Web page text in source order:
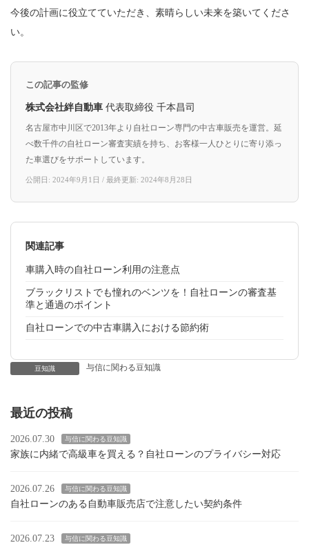
今後の計画に役立てていただき、素晴らしい未来を築いてくださ
い。
この記事の監修
株式会社絆自動車 代表取締役 千本昌司
名古屋市中川区で2013年より自社ローン専門の中古車販売を運営。延
べ数千件の自社ローン審査実績を持ち、お客様一人ひとりに寄り添っ
た車選びをサポートしています。
公開日: 2024年9月1日 / 最終更新: 2024年8月28日
関連記事
車購入時の自社ローン利用の注意点
ブラックリストでも憧れのベンツを！自社ローンの審査基
準と通過のポイント
自社ローンでの中古車購入における節約術
豆知識 与信に関わる豆知識
最近の投稿
2026.07.30 与信に関わる豆知識
家族に内緒で高級車を買える？自社ローンのプライバシー対応
2026.07.26 与信に関わる豆知識
自社ローンのある自動車販売店で注意したい契約条件
2026.07.23 与信に関わる豆知識